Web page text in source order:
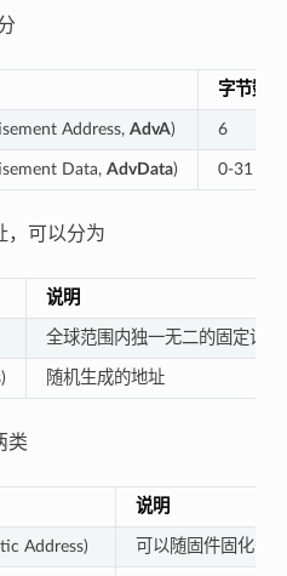
字节数
Address, AdvA) 6
Data, AdvData) 0-31
，可以分为
说明
全球范围内独一无二的固定设
随机生成的地址
类
说明
Address) 可以随固件固化于